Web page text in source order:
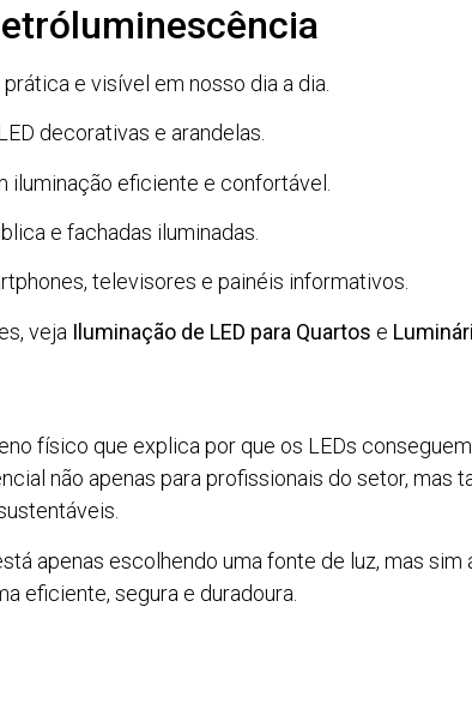
e visível em nosso dia a dia.
decorativas e arandelas.
iluminação eficiente e confortável.
e fachadas iluminadas.
televisores e painéis informativos.
veja Iluminação de LED para Quartos e
físico que explica por que os LEDs
não apenas para profissionais do setor, mas
apenas escolhendo uma fonte de luz, mas
eficiente, segura e duradoura.